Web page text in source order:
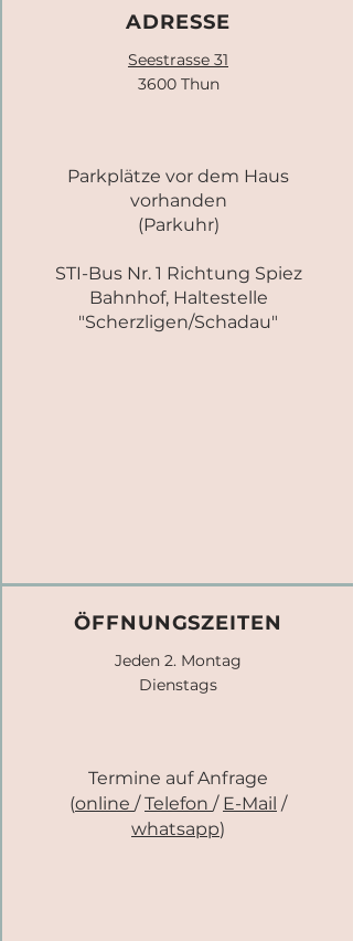
ADRESSE
Seestrasse 31
3600 Thun
Parkplätze vor dem Haus
vorhanden
(Parkuhr)
STI-Bus Nr. 1 Richtung Spiez
Bahnhof, Haltestelle
"Scherzligen/Schadau"
ÖFFNUNGSZEITEN
Jeden 2. Montag
Dienstags
Termine auf Anfrage
(online /Telefon / E-Mail /
whatsapp)